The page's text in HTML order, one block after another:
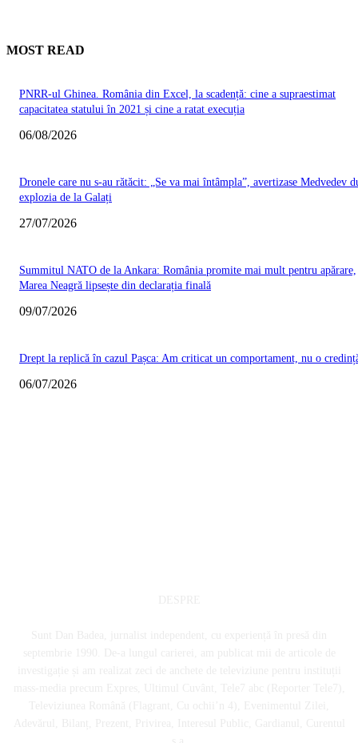
MOST READ
PNRR-ul Ghinea. România din Excel, la scadență: cine a supraestimat
capacitatea statului în 2021 și cine a ratat execuția
06/08/2026
Dronele care nu s-au rătăcit: „Se va mai întâmpla”, avertizase Medvedev
explozia de la Galați
27/07/2026
Summitul NATO de la Ankara: România promite mai mult pentru apărare,
Marea Neagră lipsește din declarația finală
09/07/2026
Drept la replică în cazul Pașca: Am criticat un comportament, nu o
06/07/2026